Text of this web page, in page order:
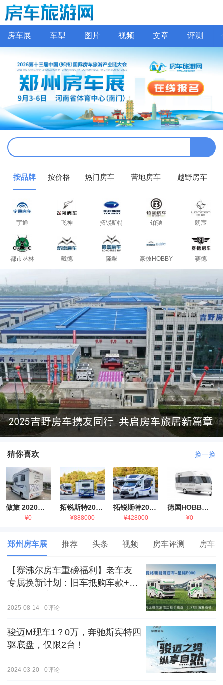
房车展 车型 图片 视频 文章 评测
按品牌 按价格 热门房车 营地房车 越野房车
宇通 飞神 拓锐斯特 铂驰 朗宸
都市丛林 戴德 隆翠 豪彼HOBBY 赛德
猜你喜欢 换一换
傲旅 2020金旅国六海狮房车
¥0
拓锐斯特2021款进口依维柯房车
¥888000
拓锐斯特2021款 福特T型锐典版房车
¥428000
德国HOBBY拖挂房车豪华版
¥0
郑州房车展 推荐 头条 视频 房车评测 房车
【赛沸尔房车重磅福利】老车友
专属换新计划：旧车抵购车款+额
2025-08-14 0评论
骏迈M现车1？0万，奔驰斯宾特四
驱底盘，仅限2台！
2024-03-20 0评论